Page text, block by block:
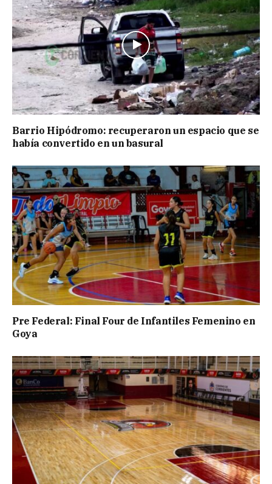
Barrio Hipódromo: recuperaron un espacio que se
había convertido en un basural
Pre Federal: Final Four de Infantiles Femenino en
Goya